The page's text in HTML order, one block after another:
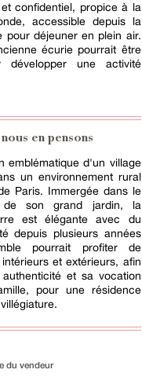
confidentiel, propice à la
accessible depuis la
pour déjeuner en plein air.
écurie pourrait être
une activité
en pensons
emblématique d'un village
un environnement rural
Paris. Immergée dans le
de son grand jardin, la
est élégante avec du
depuis plusieurs années
pourrait profiter de
et extérieurs, afin
et sa vocation
pour une résidence
du vendeur